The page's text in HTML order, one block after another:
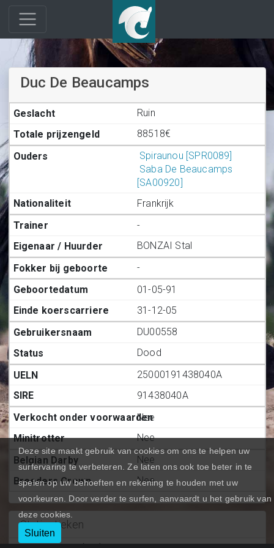
Duc De Beaucamps
Ruin
88518€
Spiraunou [SPR0089]
Saba De Beaucamps
[SA00920]
Frankrijk
-
BONZAI Stal
-
01-05-91
31-12-05
DU00558
Dood
25000191438040A
91438040A
Nee
Nee
Nee
Nee
Statiestieken
Deze site maakt gebruik van cookies om ons te helpen uw
surfervaring te verbeteren. Ze laten ons ook toe beter in te
spelen op uw behoeften en rekening te houden met uw
voorkeuren. Door verder te surfen, aanvaardt u het gebruik van
deze cookies.
Sluiten